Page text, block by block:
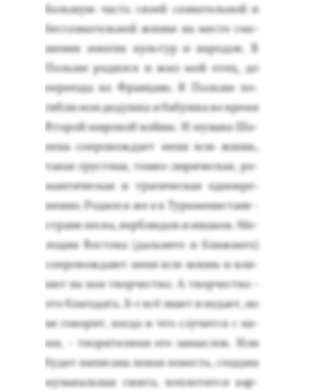
боль­шую часть сво­ей соз­на­тель­ной и
бес­созна­тель­ной жиз­ни на мес­те сме­
шения мно­гих куль­тур и на­родов. В
Поль­ше ро­дил­ся и жил мой отец, до
пе­ре­ез­да во Фран­цию. В Поль­ше по­
гиб­ли мои де­душ­ка и ба­буш­ка во вре­мя
Вто­рой ми­ровой вой­ны. И му­зыка Шо­
пена соп­ро­вож­да­ет ме­ня всю жизнь,
та­кая грус­тная, тон­ко-ли­ричес­кая, ро­
ман­ти­чес­кая и тра­гичес­кая од­новре­
мен­но. Ро­дил­ся же я в Тур­кме­нис­та­не -
стра­не пес­ка, вер­блю­дов и иша­ков. Ме­
лодии Вос­то­ка (даль­не­го и ближ­не­го)
соп­ро­вож­да­ют ме­ня всю жизнь и вли­
яют на мое твор­чес­тво. А твор­чес­тво -
это бла­годать. Б-г всё зна­ет и ве­да­ет, но
не го­ворит, ког­да и что слу­чит­ся с на­
ми, - тво­рите­лями его за­мыс­лов. Или
бу­дет на­писа­на но­вая по­весть, соз­да­на
му­зыкаль­ная сю­ита, воп­ло­тит­ся кар­